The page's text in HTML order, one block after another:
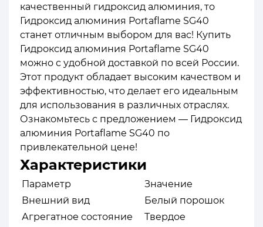
качественный гидроксид алюминия, то
Гидроксид алюминия Portaflame SG40
станет отличным выбором для вас! Купить
Гидроксид алюминия Portaflame SG40
можно с удобной доставкой по всей России.
Этот продукт обладает высоким качеством и
эффективностью, что делает его идеальным
для использования в различных отраслях.
Ознакомьтесь с предложением — Гидроксид
алюминия Portaflame SG40 по
привлекательной цене!
Характеристики
Параметр
Значение
Внешний вид
Белый порошок
Агрегатное состояние
Твердое